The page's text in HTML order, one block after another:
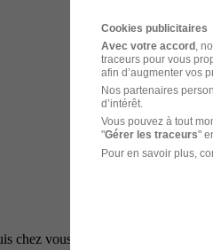
chez vous ou depuis n’importe quel
Cookies publicitaires
Avec votre accord,
traceurs pour vous
afin d’augmenter vos
Nos partenaires
d’intérêt.
Vous pouvez à tout
"Gérer les traceurs"
Pour en savoir plus,